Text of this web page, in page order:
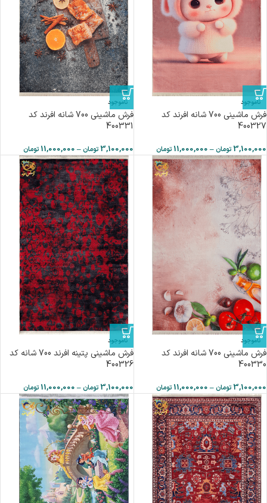
ناموجود
فرش ماشینی 700 شانه افرند كد
400327
3,100,000 تومان–
11,000,000 تومان
ناموجود
فرش ماشینی 700 شانه افرند كد
400331
3,100,000 تومان –
11,000,000 تومان
ناموجود
فرش ماشینی 700 شانه افرند كد
400330
3,100,000 تومان–
11,000,000 تومان
ناموجود
فرش ماشینی پتینه افرند 700 شانه کد
400326
3,100,000 تومان –
11,000,000 تومان